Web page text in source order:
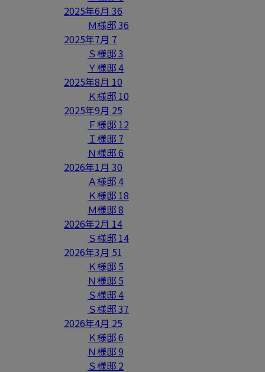
2025年6月 36
Ｍ様邸36
2025年7月 7
Ｓ様邸3
Ｙ様邸4
2025年8月 10
Ｋ様邸 10
2025年9月 25
Ｆ様邸 12
Ｉ様邸 7
Ｎ様邸6
2026年1月 30
Ａ様邸4
Ｋ様邸 18
Ｍ様邸8
2026年2月 14
Ｓ様邸 14
2026年3月 51
Ｋ様邸 5
Ｎ様邸 5
Ｓ様邸4
Ｓ様邸37
2026年4月 25
Ｋ様邸6
Ｎ様邸9
Ｓ様邸 2